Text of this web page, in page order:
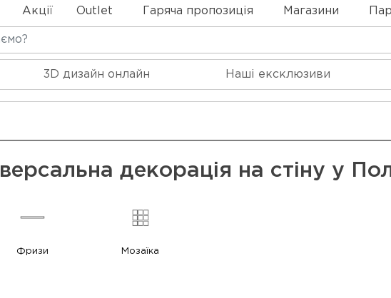
Акції Outlet Гаряча пропозиція Магазини
3D дизайн онлайн Наші ексклюзиви
декорація на стіну у
Фризи Мозаїка